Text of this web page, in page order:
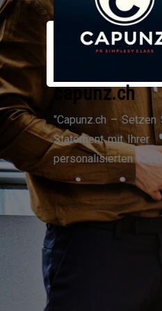
Zum
Inhalt
capunz.ch
"Capunz.ch – Setzen
Statement mit Ihrer
personalisierten